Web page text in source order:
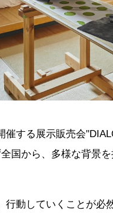
する展示販売会
国から、多様な背景
動していくことが必